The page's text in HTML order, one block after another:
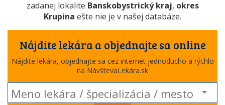
zadanej lokalite Banskobystrický kraj, okres
Krupina ešte nie je v našej databáze.
Nájdite lekára a objednajte sa online
Nájdite lekára, objednajte sa cez internet jednoducho a rýchlo
na NávštevaLekára.sk